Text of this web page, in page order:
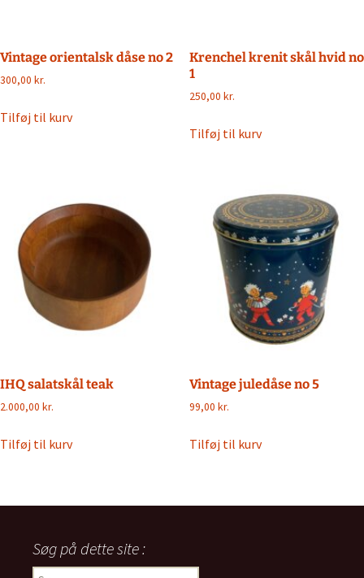
Vintage orientalsk dåse no 2
300,00 kr.
Tilføj til kurv
Krenchel krenit skål hvid no
1
250,00 kr.
Tilføj til kurv
IHQ salatskål teak
2.000,00 kr.
Tilføj til kurv
Vintage juledåse no 5
99,00 kr.
Tilføj til kurv
Søg på dette site :
Søg